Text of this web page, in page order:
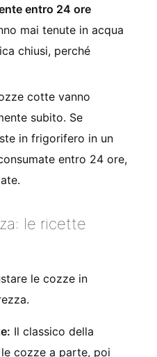
entro 24 ore
mai tenute in acqua
chiusi, perché
cotte vanno
subito. Se
in frigorifero in un
entro 24 ore,
le ricette
le cozze in
Il classico della
cozze a parte, poi